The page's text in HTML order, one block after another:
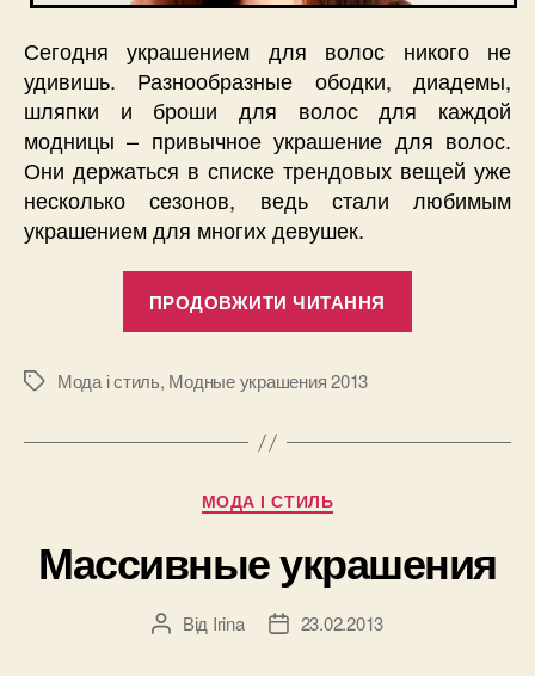
Сегодня украшением для волос никого не
удивишь. Разнообразные ободки, диадемы,
шляпки и броши для волос для каждой
модницы – привычное украшение для волос.
Они держаться в списке трендовых вещей уже
несколько сезонов, ведь стали любимым
украшением для многих девушек.
ПРОДОВЖИТИ ЧИТАННЯ
лето
ПозначкиМода і стиль, Модные украшения 2013
Категорії
МОДА І СТИЛЬ
Массивные украшения
Автор
Від Irina
Дата23.02.2013